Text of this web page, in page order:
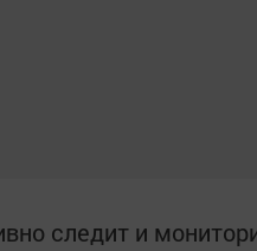
следит и